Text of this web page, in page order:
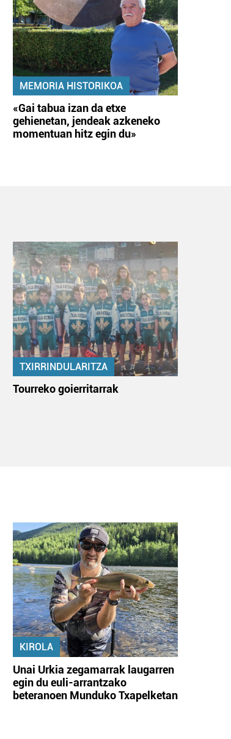
MEMORIA HISTORIKOA
«Gai tabua izan da etxe
gehienetan, jendeak azkeneko
momentuan hitz egin du»
TXIRRINDULARITZA
Tourreko goierritarrak
KIROLA
Unai Urkia zegamarrak laugarren
egin du euli-arrantzako
beteranoen Munduko Txapelketan